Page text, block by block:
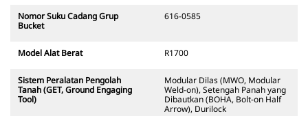
Nomor Suku Cadang Grup
Bucket
616-0585
Model Alat Berat R1700
Sistem Peralatan Pengolah
Tanah (GET, Ground Engaging
Tool)
Modular Dilas (MWO, Modular
Weld-on), Setengah Panah yang
Dibautkan (BOHA, Bolt-on Half
Arrow), Durilock